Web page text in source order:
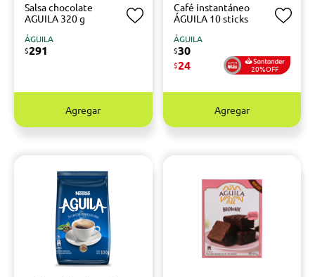
Salsa chocolate
AGUILA 320 g
ÁGUILA
$291
Agregar
Café instantáneo
ÁGUILA 10 sticks
ÁGUILA
$30
$24 20%OFF
Agregar